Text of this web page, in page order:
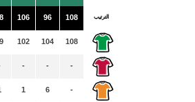
الترتيب 108
108
-
-
96
104
-
6
106
102
-
1